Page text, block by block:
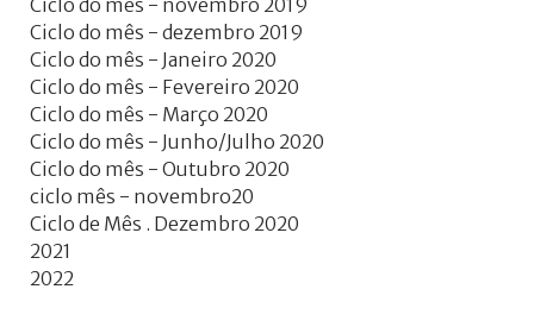
Ciclo do mês - novembro 2019
Ciclo do mês - dezembro 2019
Ciclo do mês - Janeiro 2020
Ciclo do mês - Fevereiro 2020
Ciclo do mês - Março 2020
Ciclo do mês - Junho/Julho 2020
Ciclo do mês - Outubro 2020
ciclo mês - novembro20
Ciclo de Mês . Dezembro 2020
2021
2022